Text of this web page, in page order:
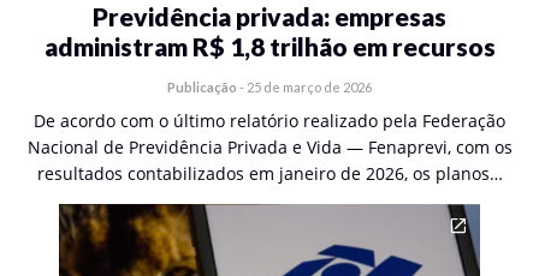
Previdência privada: empresas
administram R$ 1,8 trilhão em recursos
Publicação - 25 de março de 2026
De acordo com o último relatório realizado pela Federação
Nacional de Previdência Privada e Vida — Fenaprevi, com os
resultados contabilizados em janeiro de 2026, os planos…